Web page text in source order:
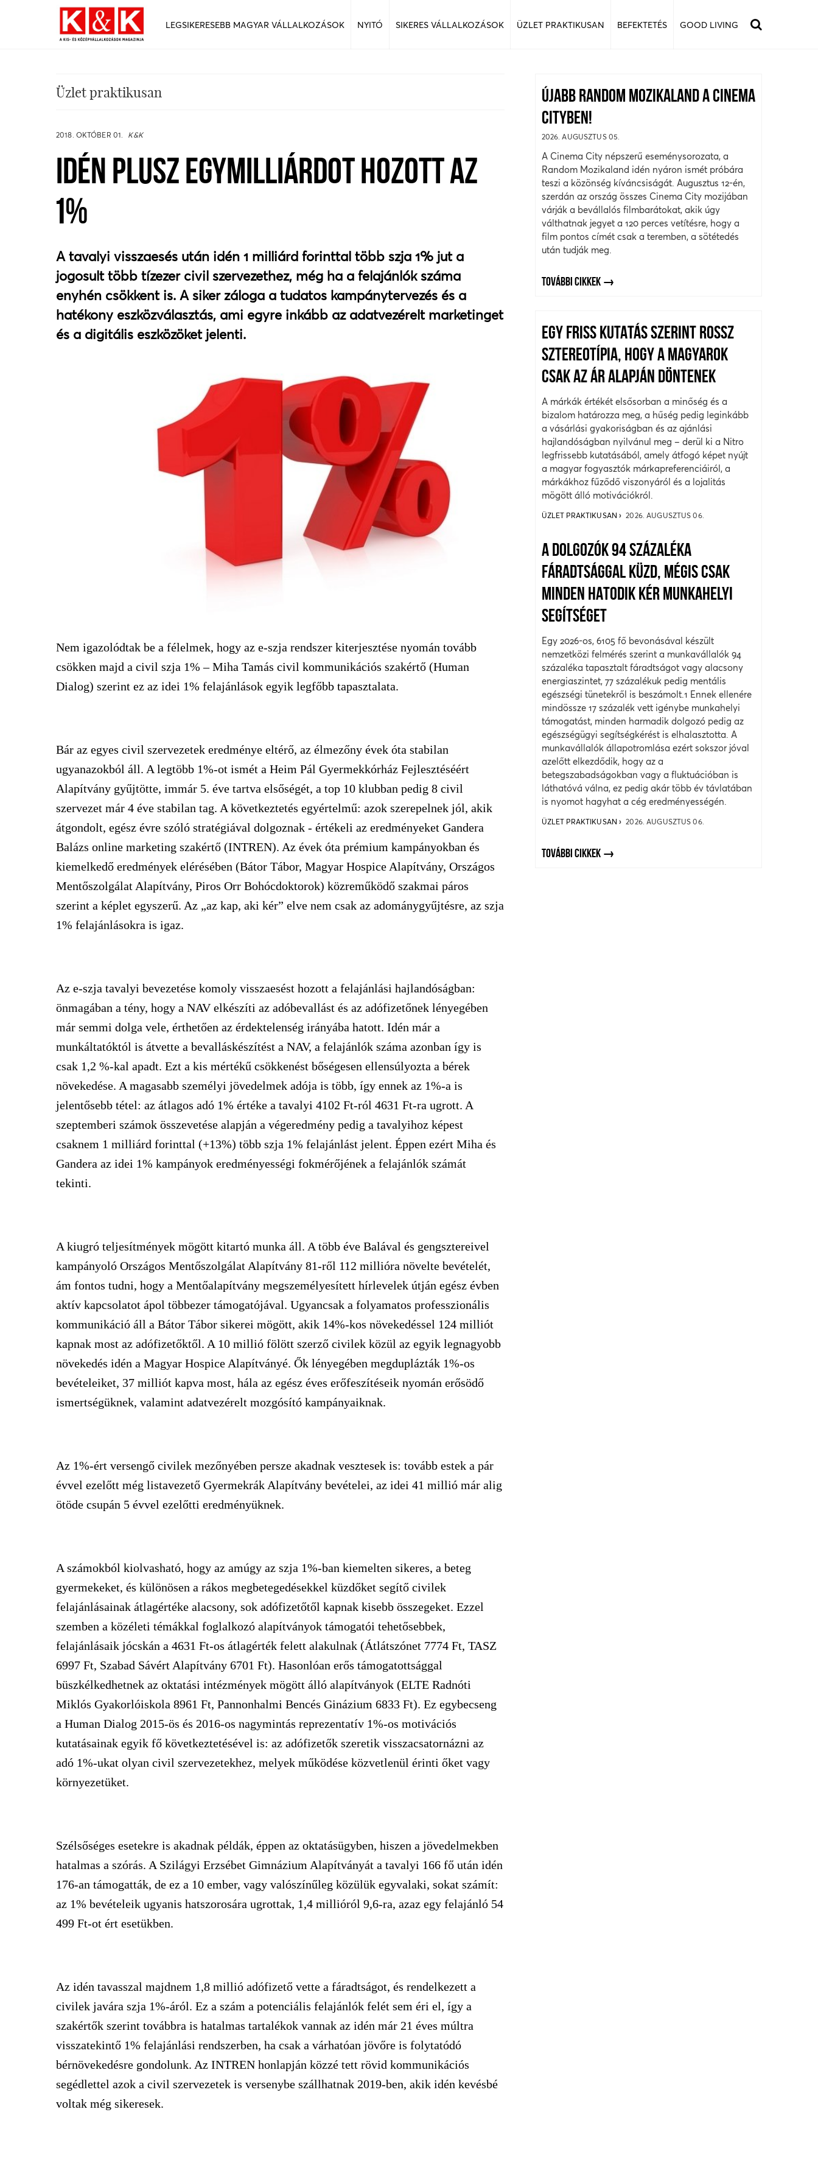
LEGSIKERESEBB MAGYAR VÁLLALKOZÁSOK NYITÓ SIKERES VÁLLALKOZÁSOK ÜZLET PRAKTIKUSAN BEFEKTETÉS GOOD LIVING
Üzlet praktikusan
2018. OKTÓBER 01. K&K
IDÉN PLUSZ EGYMILLIÁRDOT HOZOTT AZ
1%
A tavalyi visszaesés után idén 1 milliárd forinttal több szja 1% jut a
jogosult több tízezer civil szervezethez, még ha a felajánlók száma
enyhén csökkent is. A siker záloga a tudatos kampánytervezés és a
hatékony eszközválasztás, ami egyre inkább az adatvezérelt marketinget
és a digitális eszközöket jelenti.
Nem igazolódtak be a félelmek, hogy az e-szja rendszer kiterjesztése nyomán tovább
csökken majd a civil szja 1% – Miha Tamás civil kommunikációs szakértő (Human
Dialog) szerint ez az idei 1% felajánlások egyik legfőbb tapasztalata.
Bár az egyes civil szervezetek eredménye eltérő, az élmezőny évek óta stabilan
ugyanazokból áll. A legtöbb 1%-ot ismét a Heim Pál Gyermekkórház Fejlesztéséért
Alapítvány gyűjtötte, immár 5. éve tartva elsőségét, a top 10 klubban pedig 8 civil
szervezet már 4 éve stabilan tag. A következtetés egyértelmű: azok szerepelnek jól, akik
átgondolt, egész évre szóló stratégiával dolgoznak - értékeli az eredményeket Gandera
Balázs online marketing szakértő (INTREN). Az évek óta prémium kampányokban és
kiemelkedő eredmények elérésében (Bátor Tábor, Magyar Hospice Alapítvány, Országos
Mentőszolgálat Alapítvány, Piros Orr Bohócdoktorok) közreműködő szakmai páros
szerint a képlet egyszerű. Az „az kap, aki kér” elve nem csak az adománygyűjtésre, az szja
1% felajánlásokra is igaz.
Az e-szja tavalyi bevezetése komoly visszaesést hozott a felajánlási hajlandóságban:
önmagában a tény, hogy a NAV elkészíti az adóbevallást és az adófizetőnek lényegében
már semmi dolga vele, érthetően az érdektelenség irányába hatott. Idén már a
munkáltatóktól is átvette a bevalláskészítést a NAV, a felajánlók száma azonban így is
csak 1,2 %-kal apadt. Ezt a kis mértékű csökkenést bőségesen ellensúlyozta a bérek
növekedése. A magasabb személyi jövedelmek adója is több, így ennek az 1%-a is
jelentősebb tétel: az átlagos adó 1% értéke a tavalyi 4102 Ft-ról 4631 Ft-ra ugrott. A
szeptemberi számok összevetése alapján a végeredmény pedig a tavalyihoz képest
csaknem 1 milliárd forinttal (+13%) több szja 1% felajánlást jelent. Éppen ezért Miha és
Gandera az idei 1% kampányok eredményességi fokmérőjének a felajánlók számát
tekinti.
A kiugró teljesítmények mögött kitartó munka áll. A több éve Balával és gengsztereivel
kampányoló Országos Mentőszolgálat Alapítvány 81-ről 112 millióra növelte bevételét,
ám fontos tudni, hogy a Mentőalapítvány megszemélyesített hírlevelek útján egész évben
aktív kapcsolatot ápol többezer támogatójával. Ugyancsak a folyamatos professzionális
kommunikáció áll a Bátor Tábor sikerei mögött, akik 14%-kos növekedéssel 124 milliót
kapnak most az adófizetőktől. A 10 millió fölött szerző civilek közül az egyik legnagyobb
növekedés idén a Magyar Hospice Alapítványé. Ők lényegében megduplázták 1%-os
bevételeiket, 37 milliót kapva most, hála az egész éves erőfeszítéseik nyomán erősödő
ismertségüknek, valamint adatvezérelt mozgósító kampányaiknak.
Az 1%-ért versengő civilek mezőnyében persze akadnak vesztesek is: tovább estek a pár
évvel ezelőtt még listavezető Gyermekrák Alapítvány bevételei, az idei 41 millió már alig
ötöde csupán 5 évvel ezelőtti eredményüknek.
A számokból kiolvasható, hogy az amúgy az szja 1%-ban kiemelten sikeres, a beteg
gyermekeket, és különösen a rákos megbetegedésekkel küzdőket segítő civilek
felajánlásainak átlagértéke alacsony, sok adófizetőtől kapnak kisebb összegeket. Ezzel
szemben a közéleti témákkal foglalkozó alapítványok támogatói tehetősebbek,
felajánlásaik jócskán a 4631 Ft-os átlagérték felett alakulnak (Átlátszónet 7774 Ft, TASZ
6997 Ft, Szabad Sávért Alapítvány 6701 Ft). Hasonlóan erős támogatottsággal
büszkélkedhetnek az oktatási intézmények mögött álló alapítványok (ELTE Radnóti
Miklós Gyakorlóiskola 8961 Ft, Pannonhalmi Bencés Ginázium 6833 Ft). Ez egybecseng
a Human Dialog 2015-ös és 2016-os nagymintás reprezentatív 1%-os motivációs
kutatásainak egyik fő következtetésével is: az adófizetők szeretik visszacsatornázni az
adó 1%-ukat olyan civil szervezetekhez, melyek működése közvetlenül érinti őket vagy
környezetüket.
Szélsőséges esetekre is akadnak példák, éppen az oktatásügyben, hiszen a jövedelmekben
hatalmas a szórás. A Szilágyi Erzsébet Gimnázium Alapítványát a tavalyi 166 fő után idén
176-an támogatták, de ez a 10 ember, vagy valószínűleg közülük egyvalaki, sokat számít:
az 1% bevételeik ugyanis hatszorosára ugrottak, 1,4 millióról 9,6-ra, azaz egy felajánló 54
499 Ft-ot ért esetükben.
Az idén tavasszal majdnem 1,8 millió adófizető vette a fáradtságot, és rendelkezett a
civilek javára szja 1%-áról. Ez a szám a potenciális felajánlók felét sem éri el, így a
szakértők szerint továbbra is hatalmas tartalékok vannak az idén már 21 éves múltra
visszatekintő 1% felajánlási rendszerben, ha csak a várhatóan jövőre is folytatódó
bérnövekedésre gondolunk. Az INTREN honlapján közzé tett rövid kommunikációs
segédlettel azok a civil szervezetek is versenybe szállhatnak 2019-ben, akik idén kevésbé
voltak még sikeresek.
ÚJABB RANDOM MOZIKALAND A CINEMA
CITYBEN!
2026. AUGUSZTUS 05.
A Cinema City népszerű eseménysorozata, a
Random Mozikaland idén nyáron ismét próbára
teszi a közönség kíváncsiságát. Augusztus 12-én,
szerdán az ország összes Cinema City mozijában
várják a bevállalós filmbarátokat, akik úgy
válthatnak jegyet a 120 perces vetítésre, hogy a
film pontos címét csak a teremben, a sötétedés
után tudják meg.
TOVÁBBI CIKKEK
EGY FRISS KUTATÁS SZERINT ROSSZ
SZTEREOTÍPIA, HOGY A MAGYAROK
CSAK AZ ÁR ALAPJÁN DÖNTENEK
A márkák értékét elsősorban a minőség és a
bizalom határozza meg, a hűség pedig leginkább
a vásárlási gyakoriságban és az ajánlási
hajlandóságban nyilvánul meg – derül ki a Nitro
legfrissebb kutatásából, amely átfogó képet nyújt
a magyar fogyasztók márkapreferenciáiról, a
márkákhoz fűződő viszonyáról és a lojalitás
mögött álló motivációkról.
ÜZLET PRAKTIKUSAN 2026. AUGUSZTUS 06.
A DOLGOZÓK 94 SZÁZALÉKA
FÁRADTSÁGGAL KÜZD, MÉGIS CSAK
MINDEN HATODIK KÉR MUNKAHELYI
SEGÍTSÉGET
Egy 2026-os, 6105 fő bevonásával készült
nemzetközi felmérés szerint a munkavállalók 94
százaléka tapasztalt fáradtságot vagy alacsony
energiaszintet, 77 százalékuk pedig mentális
egészségi tünetekről is beszámolt.1 Ennek ellenére
mindössze 17 százalék vett igénybe munkahelyi
támogatást, minden harmadik dolgozó pedig az
egészségügyi segítségkérést is elhalasztotta. A
munkavállalók állapotromlása ezért sokszor jóval
azelőtt elkezdődik, hogy az a
betegszabadságokban vagy a fluktuációban is
láthatóvá válna, ez pedig akár több év távlatában
is nyomot hagyhat a cég eredményességén.
ÜZLET PRAKTIKUSAN 2026. AUGUSZTUS 06.
TOVÁBBI CIKKEK